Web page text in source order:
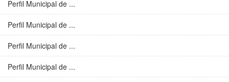
Perfil Municipal de ...
Perfil Municipal de ...
Perfil Municipal de ...
Perfil Municipal de ...